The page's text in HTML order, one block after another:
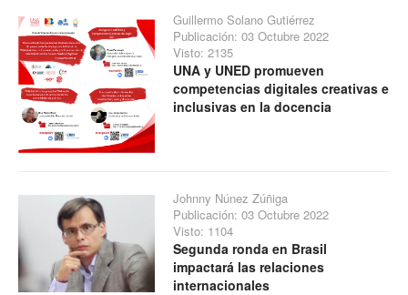
Guillermo Solano Gutiérrez
Publicación: 03 Octubre 2022
Visto: 2135
UNA y UNED promueven
competencias digitales creativas e
inclusivas en la docencia
Johnny Núnez Zúñiga
Publicación: 03 Octubre 2022
Visto: 1104
Segunda ronda en Brasil
impactará las relaciones
internacionales